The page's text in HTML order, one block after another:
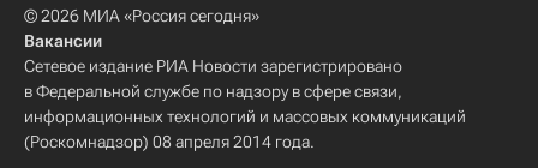
© 2026 МИА «Россия сегодня»
Вакансии
Сетевое издание РИА Новости зарегистрировано
в Федеральной службе по надзору в сфере связи,
информационных технологий и массовых коммуникаций
(Роскомнадзор) 08 апреля 2014 года.